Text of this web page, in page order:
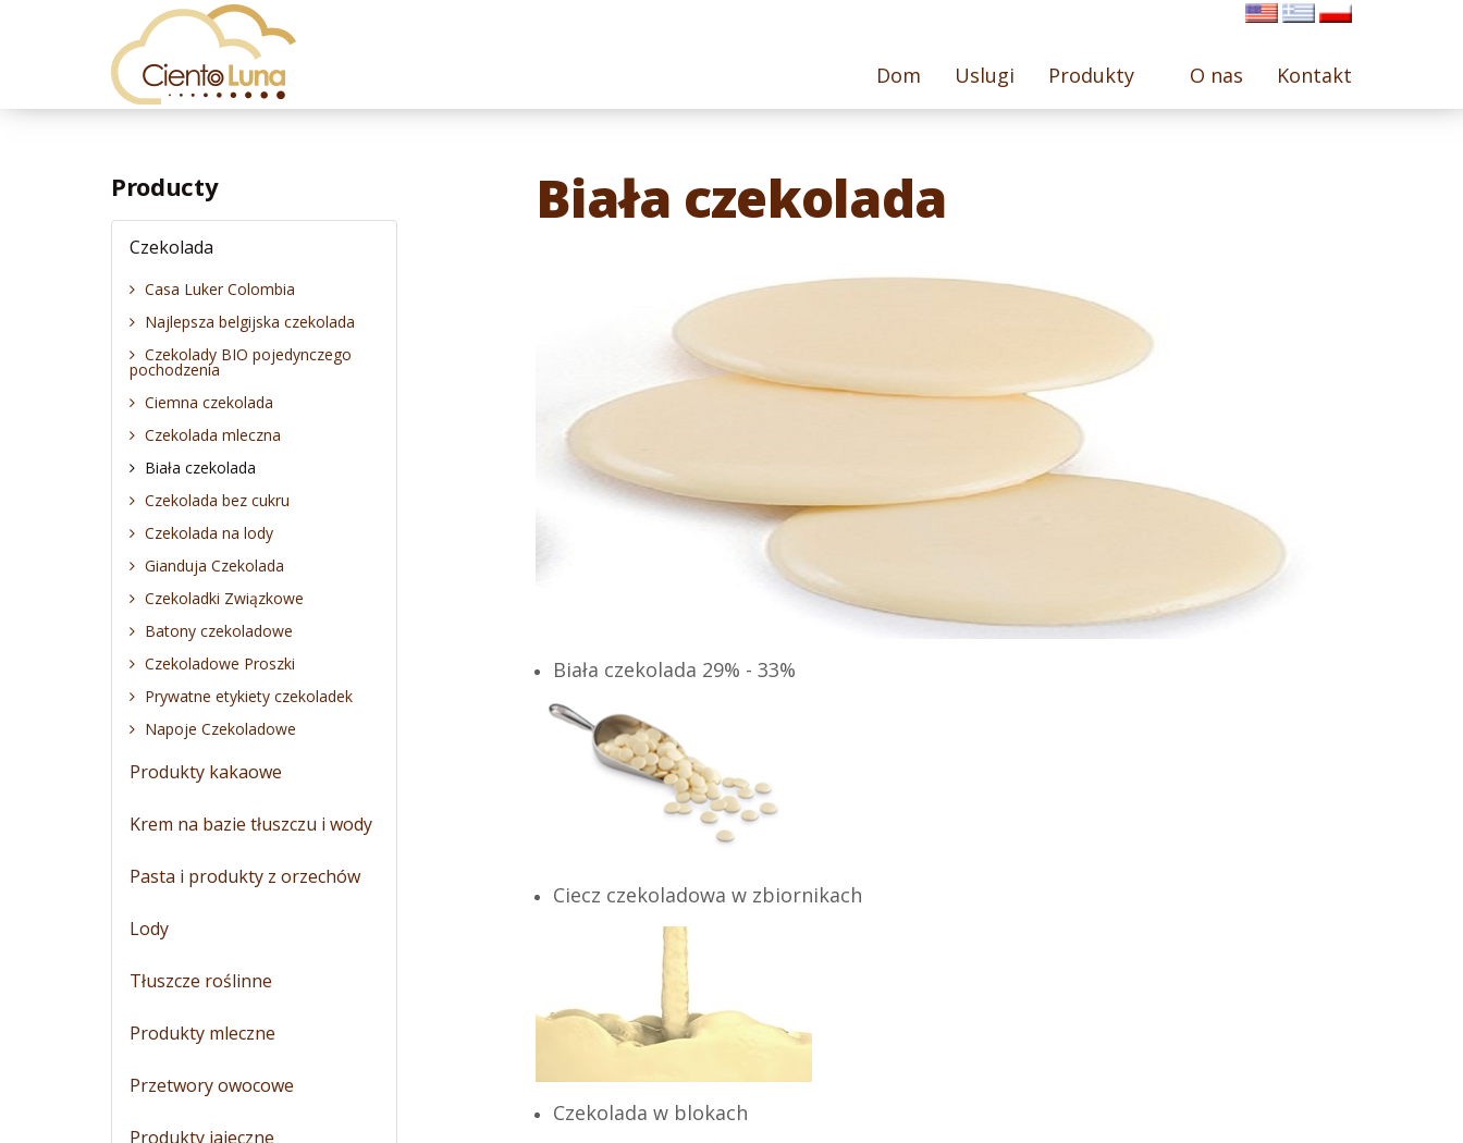
Dom Uslugi Produkty O nas Kontakt
Biała czekolada
Biała czekolada 29% - 33%
Ciecz czekoladowa w zbiornikach
Czekolada w blokach
Producty
Czekolada
Casa Luker Colombia
Najlepsza belgijska czekolada
Czekolady BIO pojedynczego
pochodzenia
Ciemna czekolada
Czekolada mleczna
Biała czekolada
Czekolada bez cukru
Czekolada na lody
Gianduja Czekolada
Czekoladki Związkowe
Batony czekoladowe
Czekoladowe Proszki
Prywatne etykiety czekoladek
Napoje Czekoladowe
Produkty kakaowe
Krem na bazie tłuszczu i wody
Pasta i produkty z orzechów
Lody
Tłuszcze roślinne
Produkty mleczne
Przetwory owocowe
Produkty jajeczne